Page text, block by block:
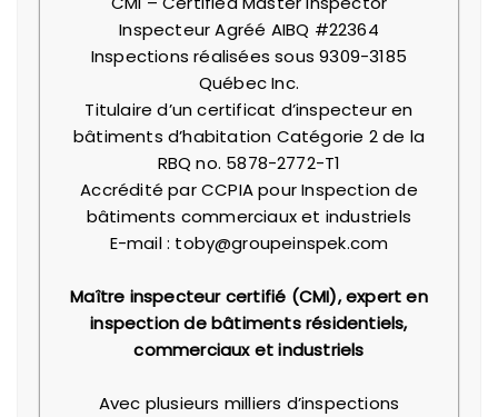
Inspecteur Agréé AIBQ #22364
Inspections réalisées sous 9309-3185
Québec Inc.
Titulaire d’un certificat d’inspecteur en
bâtiments d’habitation Catégorie 2 de la
RBQ no. 5878-2772-T1
Accrédité par CCPIA pour Inspection de
bâtiments commerciaux et industriels
E-mail : toby@groupeinspek.com
Maître inspecteur certifié (CMI), expert en
inspection de bâtiments résidentiels,
commerciaux et industriels
Avec plusieurs milliers d’inspections